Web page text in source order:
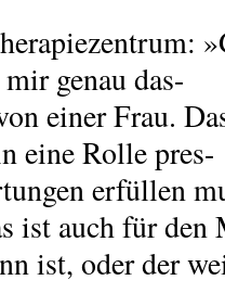
genau das-
einer Frau.
eine Rolle pres-
erfüllen
ist auch für den
ist, oder der